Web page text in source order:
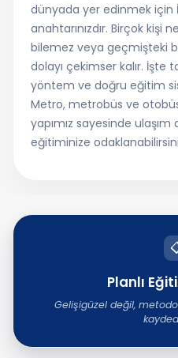
dünyada yer edinmek için
anahtarınızdır. Birçok kişi
bilemez veya geçmişteki
dolayı çekimser kalır.
yöntem ve doğru eğitim
Metro, metrobüs ve
yapımız sayesinde
eğitiminize
Planlı
Gelişigüzel değil,